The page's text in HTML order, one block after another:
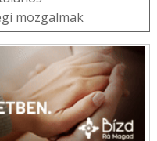
mozgalmak